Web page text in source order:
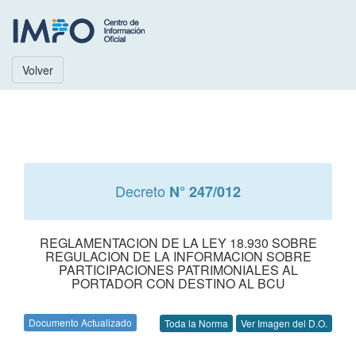
Volver
Decreto N° 247/012
REGLAMENTACION DE LA LEY 18.930 SOBRE
REGULACION DE LA INFORMACION SOBRE
PARTICIPACIONES PATRIMONIALES AL
PORTADOR CON DESTINO AL BCU
Documento Actualizado Toda la Norma Ver Imagen del D.O.